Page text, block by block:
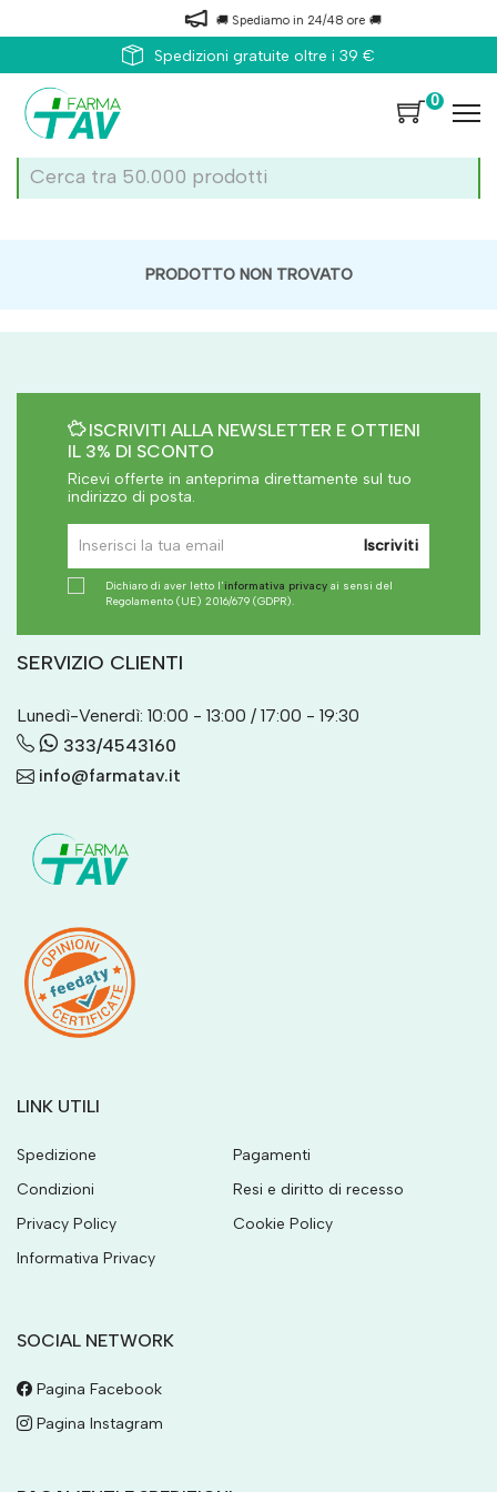
🚚 Spediamo in 24/48 ore 🚚
Spedizioni gratuite oltre i 39 €
0
PRODOTTO NON TROVATO
ISCRIVITI ALLA NEWSLETTER E OTTIENI
IL 3% DI SCONTO
Ricevi offerte in anteprima direttamente sul tuo
indirizzo di posta.
Iscriviti
Dichiaro di aver letto l'informativa privacy ai sensi del
Regolamento (UE) 2016/679 (GDPR).
SERVIZIO CLIENTI
Lunedì-Venerdì: 10:00 - 13:00 / 17:00 - 19:30
333/4543160
info@farmatav.it
LINK UTILI
Spedizione
Pagamenti
Condizioni
Resi e diritto di recesso
Privacy Policy
Cookie Policy
Informativa Privacy
SOCIAL NETWORK
Pagina Facebook
Pagina Instagram